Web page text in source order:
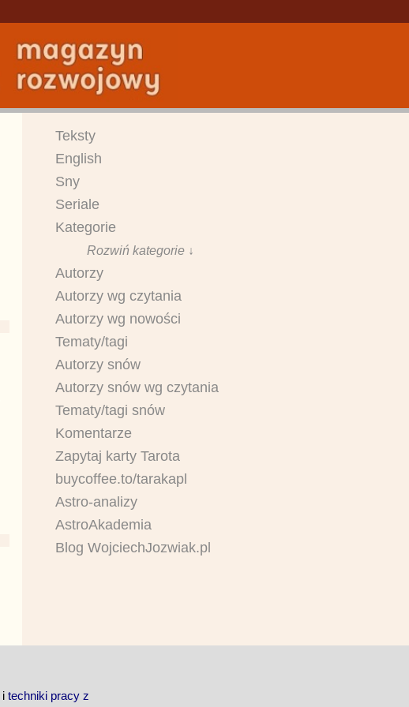
Teksty
English
Sny
Seriale
Kategorie
Rozwiń kategorie ↓
Autorzy
Autorzy wg czytania
Autorzy wg nowości
Tematy/tagi
Autorzy snów
Autorzy snów wg czytania
Tematy/tagi snów
Komentarze
Zapytaj karty Tarota
buycoffee.to/tarakapl
Astro-analizy
AstroAkademia
Blog WojciechJozwiak.pl
i techniki pracy z